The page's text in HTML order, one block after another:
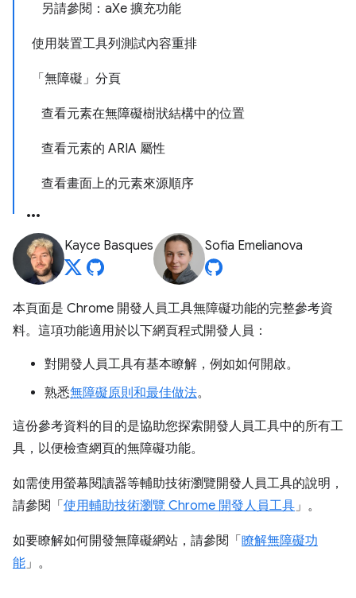
另請參閱：aXe 擴充功能
使用裝置工具列測試內容重排
「無障礙」分頁
查看元素在無障礙樹狀結構中的位置
查看元素的 ARIA 屬性
查看畫面上的元素來源順序
Kayce Basques Sofia Emelianova
本頁面是 Chrome 開發人員工具無障礙功能的完整參考資
料。這項功能適用於以下網頁程式開發人員：
對開發人員工具有基本瞭解，例如如何開啟。
熟悉無障礙原則和最佳做法。
這份參考資料的目的是協助您探索開發人員工具中的所有工
具，以便檢查網頁的無障礙功能。
如需使用螢幕閱讀器等輔助技術瀏覽開發人員工具的說明，
請參閱「 使用輔助技術瀏覽 Chrome 開發人員工具」。
如要瞭解如何開發無障礙網站，請參閱「 瞭解無障礙功
能」。